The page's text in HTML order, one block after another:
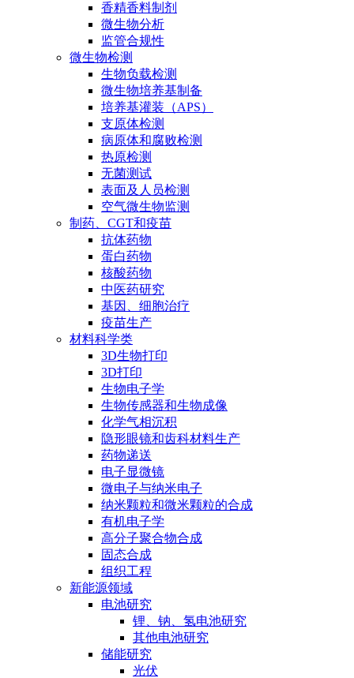
香精香料制剂
微生物分析
监管合规性
微生物检测
生物负载检测
微生物培养基制备
培养基灌装（APS）
支原体检测
病原体和腐败检测
热原检测
无菌测试
表面及人员检测
空气微生物监测
制药、CGT和疫苗
抗体药物
蛋白药物
核酸药物
中医药研究
基因、细胞治疗
疫苗生产
材料科学类
3D生物打印
3D打印
生物电子学
生物传感器和生物成像
化学气相沉积
隐形眼镜和齿科材料生产
药物递送
电子显微镜
微电子与纳米电子
纳米颗粒和微米颗粒的合成
有机电子学
高分子聚合物合成
固态合成
组织工程
新能源领域
电池研究
锂、钠、氢电池研究
其他电池研究
储能研究
光伏